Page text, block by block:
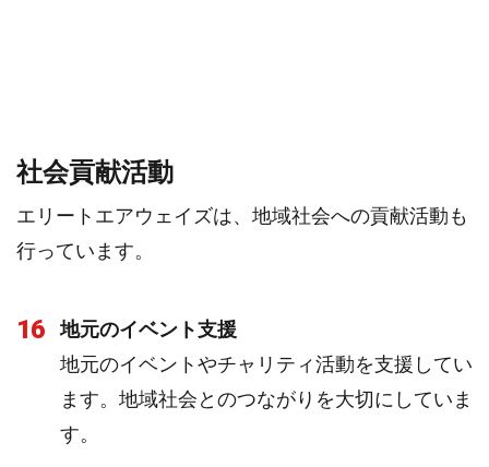
社会貢献活動
エリートエアウェイズは、地域社会への貢献活動も
行っています。
16
地元のイベント支援
地元のイベントやチャリティ活動を支援してい
ます。地域社会とのつながりを大切にしていま
す。